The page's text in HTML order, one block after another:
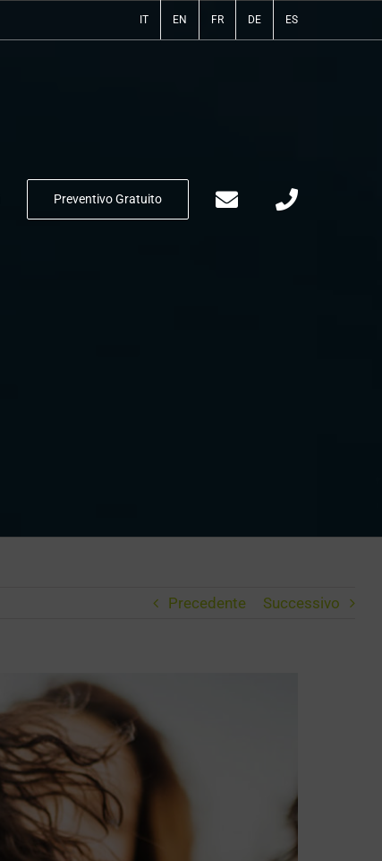
IT EN FR DE ES
Preventivo Gratuito
Precedente Successivo